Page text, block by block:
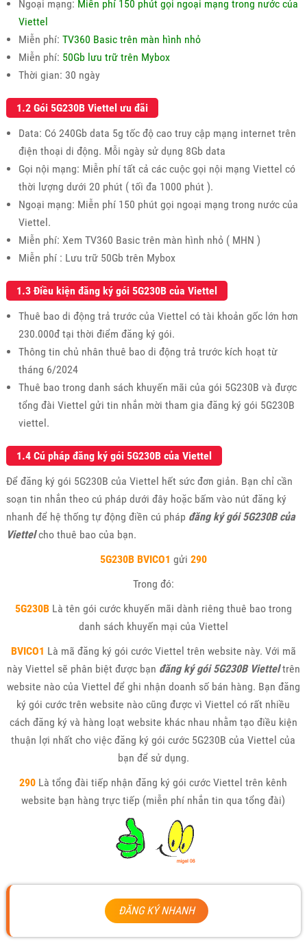
Ngoại mạng: Miễn phí 150 phút gọi ngoại mạng trong nước của
Viettel
Miễn phí: TV360 Basic trên màn hình nhỏ
Miễn phí: 50Gb lưu trữ trên Mybox
Thời gian: 30 ngày
1.2 Gói 5G230B Viettel ưu đãi
Data: Có 240Gb data 5g tốc độ cao truy cập mạng internet trên
điện thoại di động. Mỗi ngày sử dụng 8Gb data
Gọi nội mạng: Miễn phí tất cả các cuộc gọi nội mạng Viettel có
thời lượng dưới 20 phút ( tối đa 1000 phút ).
Ngoại mạng: Miễn phí 150 phút gọi ngoại mạng trong nước của
Viettel.
Miễn phí: Xem TV360 Basic trên màn hình nhỏ ( MHN )
Miễn phí : Lưu trữ 50Gb trên Mybox
1.3 Điều kiện đăng ký gói 5G230B của Viettel
Thuê bao di động trả trước của Viettel có tài khoản gốc lớn hơn
230.000đ tại thời điểm đăng ký gói.
Thông tin chủ nhân thuê bao di động trả trước kích hoạt từ
tháng 6/2024
Thuê bao trong danh sách khuyến mãi của gói 5G230B và được
tổng đài Viettel gửi tin nhắn mời tham gia đăng ký gói 5G230B
viettel.
1.4 Cú pháp đăng ký gói 5G230B của Viettel
Để đăng ký gói 5G230B của Viettel hết sức đơn giản. Bạn chỉ cần
soạn tin nhắn theo cú pháp dưới đây hoặc bấm vào nút đăng ký
nhanh để hệ thống tự động điền cú pháp đăng ký gói 5G230B của
Viettelcho thuê bao của bạn.
5G230B BVICO1 gửi 290
Trong đó:
5G230BLà tên gói cước khuyến mãi dành riêng thuê bao trong
danh sách khuyến mại của Viettel
BVICO1 Là mã đăng ký gói cước Viettel trên website này. Với mã
này Viettel sẽ phân biệt được bạn đăng ký gói 5G230B Vietteltrên
website nào của Viettel để ghi nhận doanh số bán hàng. Bạn đăng
ký gói cước trên website nào cũng được vì Viettel có rất nhiều
cách đăng ký và hàng loạt website khác nhau nhằm tạo điều kiện
thuận lợi nhất cho việc đăng ký gói cước 5G230B của Viettel của
bạn để sử dụng.
290 Là tổng đài tiếp nhận đăng ký gói cước Viettel trên kênh
website bạn hàng trực tiếp (miễn phí nhắn tin qua tổng đài)
ĐĂNG KÝ NHANH